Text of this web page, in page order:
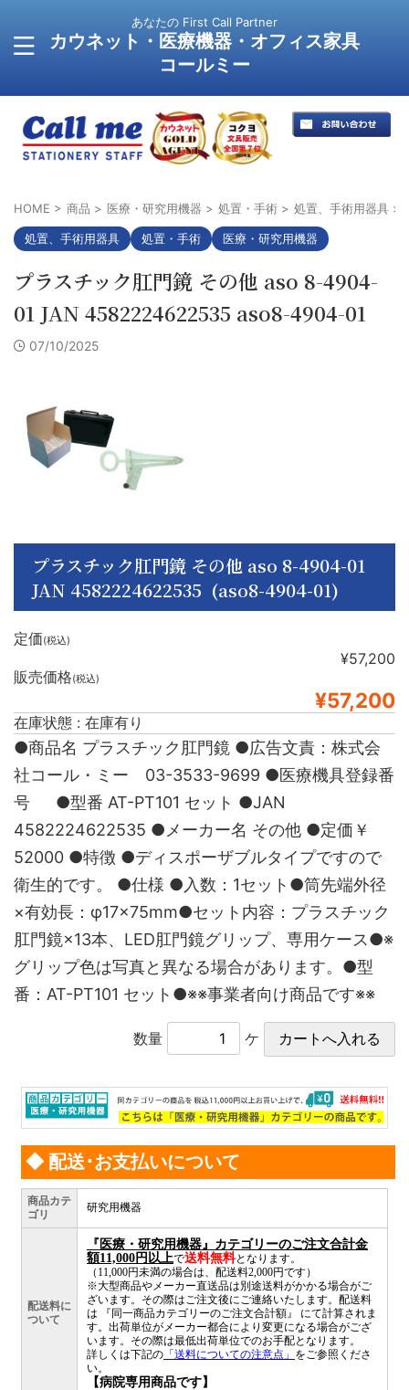
あなたの First Call Partner
カウネット・医療機器・オフィス家具
コールミー
HOME > 商品 > 医療・研究用機器 > 処置・手術 > 処置、手術用器具 >
処置、手術用器具 処置・手術 医療・研究用機器
プラスチック肛門鏡 その他 aso 8-4904-
01 JAN 4582224622535 aso8-4904-01
07/10/2025
プラスチック肛門鏡 その他 aso 8-4904-01
JAN 4582224622535 (aso8-4904-01)
定価(税込)
¥57,200
販売価格(税込)
¥57,200
在庫状態 : 在庫有り
●商品名 プラスチック肛門鏡 ●広告文責：株式会
社コール・ミー 03-3533-9699 ●医療機具登録番
号 ●型番 AT-PT101 セット ●JAN
4582224622535 ●メーカー名 その他 ●定価￥
52000 ●特徴 ●ディスポーザブルタイプですので
衛生的です。 ●仕様 ●入数：1セット●筒先端外径
×有効長：φ17×75mm●セット内容：プラスチック
肛門鏡×13本、LED肛門鏡グリップ、専用ケース●※
グリップ色は写真と異なる場合があります。●型
番：AT-PT101 セット●※※事業者向け商品です※※
数量 ケ